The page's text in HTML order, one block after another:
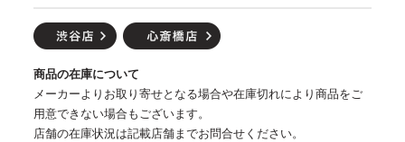
商品の在庫について
メーカーよりお取り寄せとなる場合や在庫切れにより商品をご
用意できない場合もございます。
店舗の在庫状況は記載店舗までお問合せください。